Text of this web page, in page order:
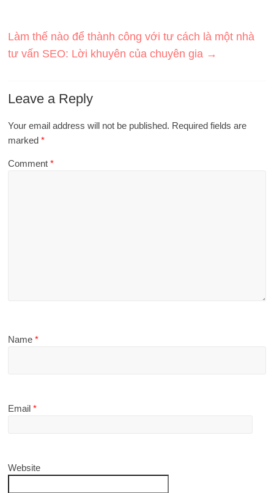
Làm thế nào để thành công với tư cách là một nhà
tư vấn SEO: Lời khuyên của chuyên gia →
Leave a Reply
Your email address will not be published. Required fields are
marked*
Comment*
Name*
Email*
Website